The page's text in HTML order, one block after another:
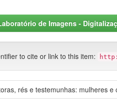
de Imagens -
to cite or link to this item:
rés e testemunhas: mulheres